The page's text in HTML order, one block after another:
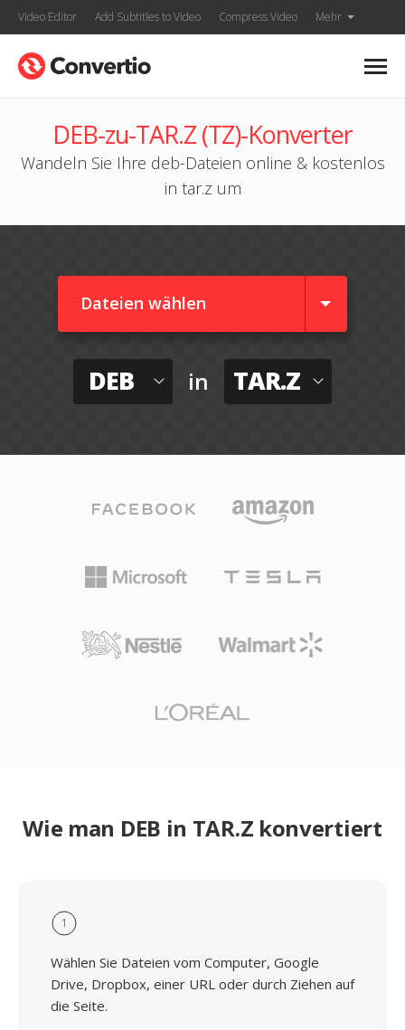
Video Editor Add Subtitles to Video Compress Video Mehr
DEB-zu-TAR.Z (TZ)-Konverter
Wandeln Sie Ihre deb-Dateien online & kostenlos
in tar.z um
Dateien wählen
DEB in TAR.Z
Wie man DEB in TAR.Z konvertiert
1
Wählen Sie Dateien vom Computer, Google
Drive, Dropbox, einer URL oder durch Ziehen auf
die Seite.